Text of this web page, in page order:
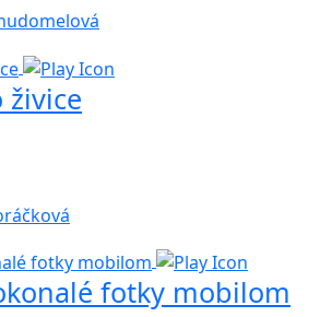
živice
fotky mobilom